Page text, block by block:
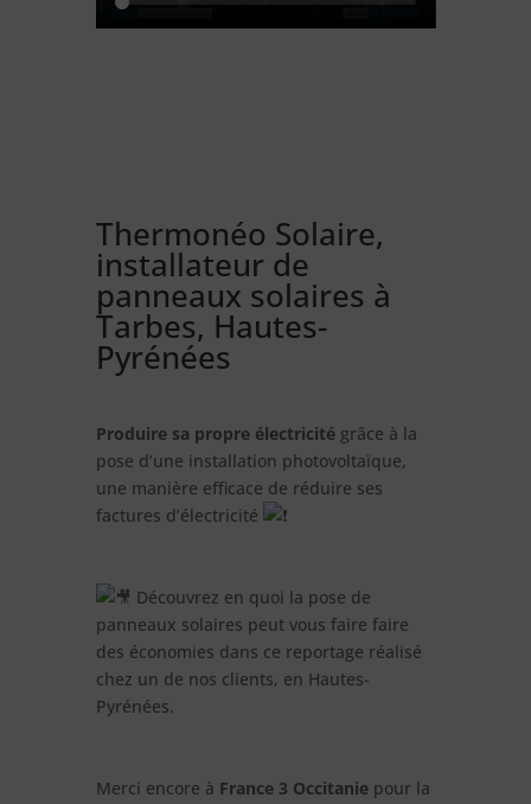
Thermonéo Solaire,
installateur de
panneaux solaires à
Tarbes, Hautes-
Pyrénées
Produire sa propre électricitégrâce à la
pose d’une installation photovoltaïque,
une manière efficace de réduire ses
factures d’électricité
Découvrez en quoi la pose de
panneaux solaires peut vous faire faire
des économies dans ce reportage réalisé
chez un de nos clients, en Hautes-
Pyrénées.
Merci encore à France 3 Occitaniepour la